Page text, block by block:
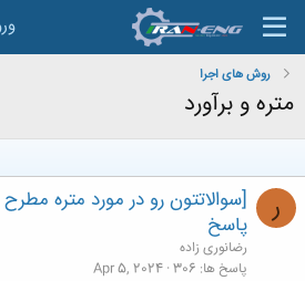
روش های اجرا
متره و برآورد
ر
[سوالاتتون رو در مورد متره
پاسخ
رضانوری زاده
پاسخ ها 306
Apr 5, 2024